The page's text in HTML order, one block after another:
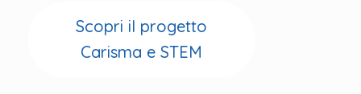
Scopri il progetto
Carisma e STEM